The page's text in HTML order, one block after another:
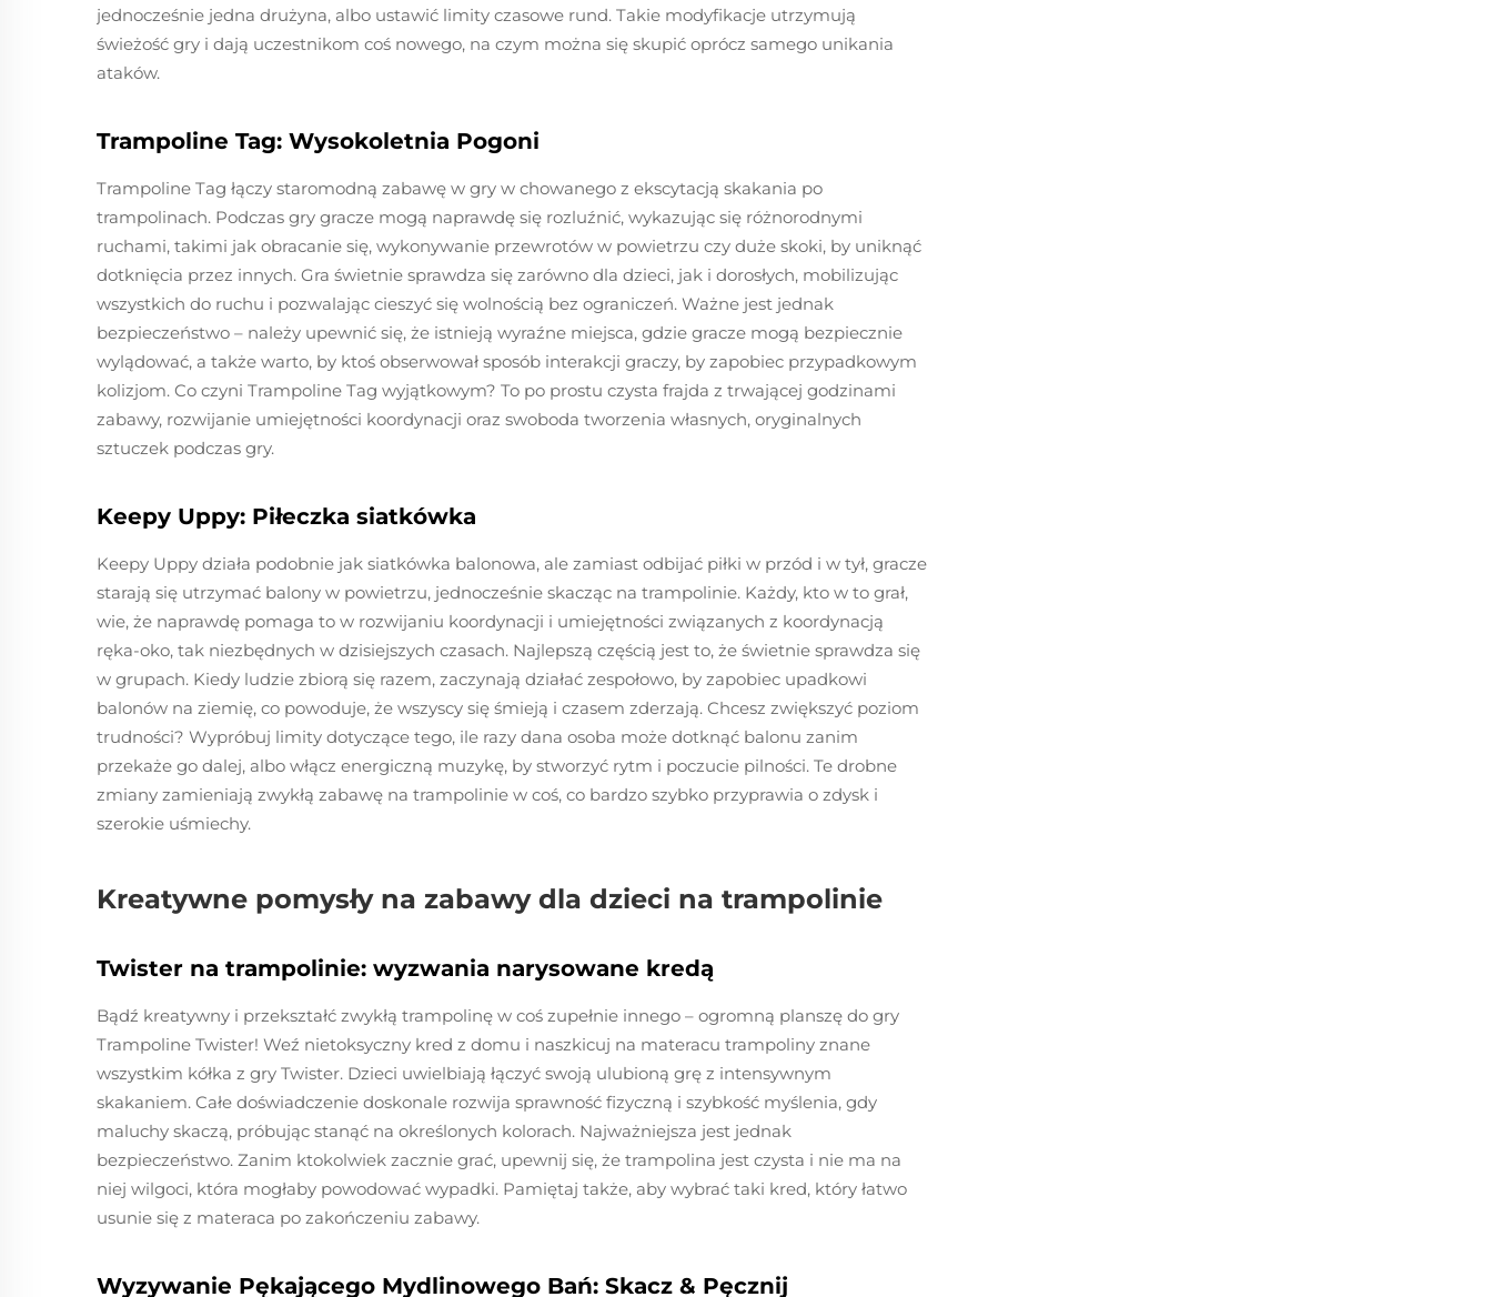
jednocześnie jedna drużyna, albo ustawić limity czasowe rund. Takie modyfikacje utrzymują
świeżość gry i dają uczestnikom coś nowego, na czym można się skupić oprócz samego unikania
ataków.
Trampoline Tag: Wysokoletnia Pogoni
Trampoline Tag łączy staromodną zabawę w gry w chowanego z ekscytacją skakania po
trampolinach. Podczas gry gracze mogą naprawdę się rozluźnić, wykazując się różnorodnymi
ruchami, takimi jak obracanie się, wykonywanie przewrotów w powietrzu czy duże skoki, by uniknąć
dotknięcia przez innych. Gra świetnie sprawdza się zarówno dla dzieci, jak i dorosłych, mobilizując
wszystkich do ruchu i pozwalając cieszyć się wolnością bez ograniczeń. Ważne jest jednak
bezpieczeństwo – należy upewnić się, że istnieją wyraźne miejsca, gdzie gracze mogą bezpiecznie
wylądować, a także warto, by ktoś obserwował sposób interakcji graczy, by zapobiec przypadkowym
kolizjom. Co czyni Trampoline Tag wyjątkowym? To po prostu czysta frajda z trwającej godzinami
zabawy, rozwijanie umiejętności koordynacji oraz swoboda tworzenia własnych, oryginalnych
sztuczek podczas gry.
Keepy Uppy: Piłeczka siatkówka
Keepy Uppy działa podobnie jak siatkówka balonowa, ale zamiast odbijać piłki w przód i w tył, gracze
starają się utrzymać balony w powietrzu, jednocześnie skacząc na trampolinie. Każdy, kto w to grał,
wie, że naprawdę pomaga to w rozwijaniu koordynacji i umiejętności związanych z koordynacją
ręka-oko, tak niezbędnych w dzisiejszych czasach. Najlepszą częścią jest to, że świetnie sprawdza się
w grupach. Kiedy ludzie zbiorą się razem, zaczynają działać zespołowo, by zapobiec upadkowi
balonów na ziemię, co powoduje, że wszyscy się śmieją i czasem zderzają. Chcesz zwiększyć poziom
trudności? Wypróbuj limity dotyczące tego, ile razy dana osoba może dotknąć balonu zanim
przekaże go dalej, albo włącz energiczną muzykę, by stworzyć rytm i poczucie pilności. Te drobne
zmiany zamieniają zwykłą zabawę na trampolinie w coś, co bardzo szybko przyprawia o zdysk i
szerokie uśmiechy.
Kreatywne pomysły na zabawy dla dzieci na trampolinie
Twister na trampolinie: wyzwania narysowane kredą
Bądź kreatywny i przekształć zwykłą trampolinę w coś zupełnie innego – ogromną planszę do gry
Trampoline Twister! Weź nietoksyczny kred z domu i naszkicuj na materacu trampoliny znane
wszystkim kółka z gry Twister. Dzieci uwielbiają łączyć swoją ulubioną grę z intensywnym
skakaniem. Całe doświadczenie doskonale rozwija sprawność fizyczną i szybkość myślenia, gdy
maluchy skaczą, próbując stanąć na określonych kolorach. Najważniejsza jest jednak
bezpieczeństwo. Zanim ktokolwiek zacznie grać, upewnij się, że trampolina jest czysta i nie ma na
niej wilgoci, która mogłaby powodować wypadki. Pamiętaj także, aby wybrać taki kred, który łatwo
usunie się z materaca po zakończeniu zabawy.
Wyzywanie Pękającego Mydlinowego Bań: Skacz & Pęcznij